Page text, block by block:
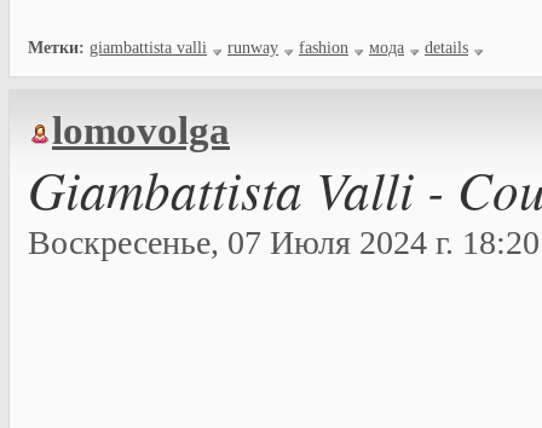
Метки: giambattista valli runway fashion мода details
lomovolga
Giambattista Valli -
Воскресенье, 07 Июля 2024 г.